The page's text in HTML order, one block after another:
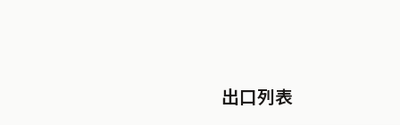
出口列表